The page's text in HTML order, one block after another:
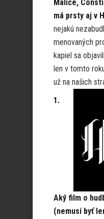
Malice,
má prsty aj v
nejakú
menovaných
kapiel sa
len v tomto
už na našich
1.
Aký film o
(nemusí byť